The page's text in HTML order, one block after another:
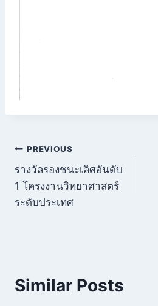
แนะแนว
เรื่อง
PREVIOUS
รางวัลรองชนะเลิศอันดับ
1 โครงงานวิทยาศาสตร์
ระดับประเทศ
Similar Posts